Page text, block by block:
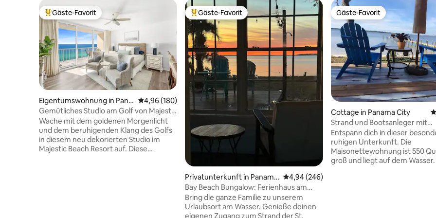
Beliebter Gäste-Favorit.
Gäste-Favorit
Eigentumswohnung in Pana
ma City Beach
Durchschnittliche Bewertung: 4,96 von 5, 180 Bewertungen
4,96 (180)
Gemütliches Studio am Golf von Majestic
mit Stuhlservice
Wache mit dem goldenen Morgenlicht
und dem beruhigenden Klang des Golfs
in diesem neu dekorierten Studio im
Majestic Beach Resort auf. Diese
Beliebter Gäste-Favorit.
Gäste-Favorit
Privatunterkunft in Panama
City
Durchschnittliche Bewertung: 4,94 von 5,
4,94 (246)
Bay Beach Bungalow: Ferienhaus am
Wasser für Familien
Bring die ganze Familie zu unserem
Urlaubsort am Wasser. Genieße deinen
eigenen Zugang zum Strand der St.
Gäste-Favorit
Gäste-Favorit
Cottage in Panama City
Strand und Bootsanleger mit
atemberaubendem Blick
Entspann dich in dieser
ruhigen Unterkunft. Die
Maisonettewohnung ist 550
groß und liegt auf dem Wasser.